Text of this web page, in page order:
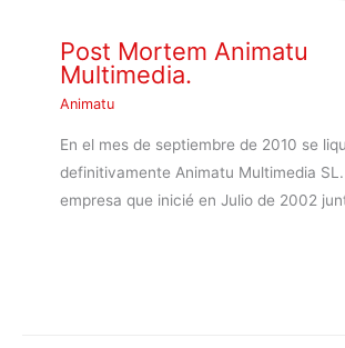
Post Mortem Animatu
Multimedia.
Animatu
En el mes de septiembre de 2010 se
definitivamente Animatu Multimedia
empresa que inicié en Julio de 2002